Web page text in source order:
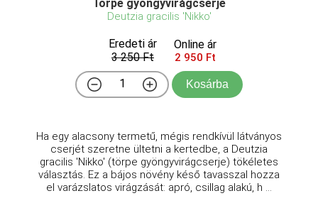
Törpe gyöngyvirágcserje
Deutzia gracilis 'Nikko'
Eredeti ár
3 250 Ft
Online ár
2 950 Ft
Kosárba
Ha egy alacsony termetű, mégis rendkívül látványos
cserjét szeretne ültetni a kertedbe, a Deutzia
gracilis 'Nikko' (törpe gyöngyvirágcserje) tökéletes
választás. Ez a bájos növény késő tavasszal hozza
el varázslatos virágzását: apró, csillag alakú, h ...